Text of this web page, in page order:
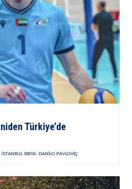
Türkiye’de
İSTANBUL BBSK, DANILO PAVLOVIÇ